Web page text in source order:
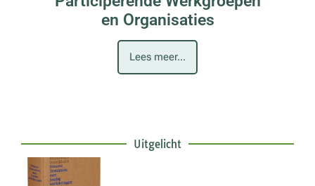
en Organisaties
Lees meer...
Uitgelicht